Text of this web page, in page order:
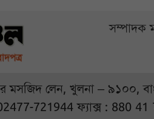
সম্পাদক
লেন, খুলনা – ৯১০০,
721944 ফ্যাক্স : 880 41